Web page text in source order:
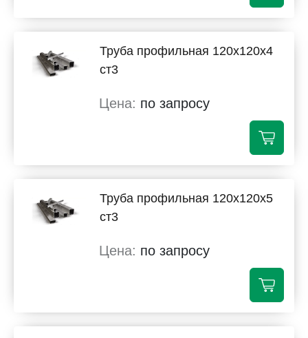
Труба профильная 120х120х4
ст3
по запросу
Труба профильная 120х120х5
ст3
по запросу